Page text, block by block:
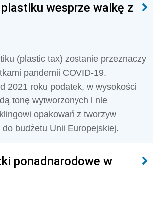
wesprze walkę z
(plastic tax) zostanie przeznaczy
pandemii COVID-19.
2021 roku podatek, w wysokości
tonę wytworzonych i nie
opakowań z tworzyw
budżetu Unii Europejskiej.
ponadnarodowe w